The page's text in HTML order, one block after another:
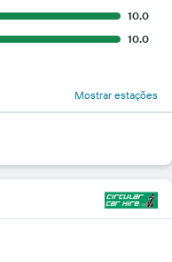
10.0
10.0
Mostrar estações